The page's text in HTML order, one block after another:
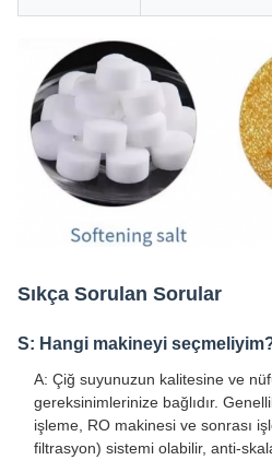
Sıkça Sorulan Sorular
S: Hangi makineyi
A: Çiğ suyunuzun kalitesine ve
gereksinimlerinize bağlıdır.
işleme, RO makinesi ve sonrası
filtrasyon) sistemi olabilir, anti-